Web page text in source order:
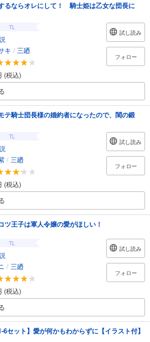
るならオレにして！ 騎士姫は乙女な団長に
TL
キ / 三廼
(税込)
試し読み
フォロー
テ騎士団長様の婚約者になったので、閨の鍛
TL
/ 三廼
(税込)
試し読み
フォロー
ツ王子は軍人令嬢の愛がほしい！
TL
/ 三廼
(税込)
試し読み
フォロー
6セット】愛が何かもわからずに【イラスト付】